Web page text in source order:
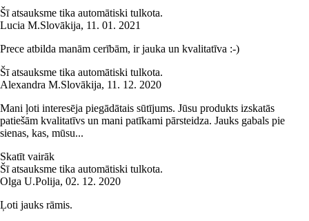
Šī atsauksme tika automātiski tulkota.
Lucia M.Slovākija, 11. 01. 2021
Prece atbilda manām cerībām, ir jauka un kvalitatīva :-)
Šī atsauksme tika automātiski tulkota.
Alexandra M.Slovākija, 11. 12. 2020
Mani ļoti interesēja piegādātais sūtījums. Jūsu produkts izskatās
patiešām kvalitatīvs un mani patīkami pārsteidza. Jauks gabals pie
sienas, kas, mūsu...
Skatīt vairāk
Šī atsauksme tika automātiski tulkota.
Olga U.Polija, 02. 12. 2020
Ļoti jauks rāmis.